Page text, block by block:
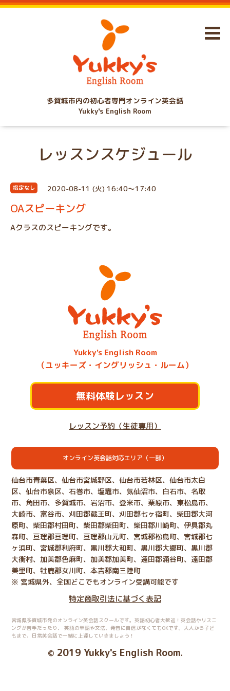
多賀城市内の初心者専門オンライン英会話
Yukky's English Room
レッスンスケジュール
指定なし 2020-08-11 (火) 16:40～17:40
OAスピーキング
Aクラスのスピーキングです。
Yukky's English Room
（ユッキーズ・イングリッシュ・ルーム）
無料体験レッスン
レッスン予約（生徒専用）
オンライン英会話対応エリア（一部）
仙台市青葉区、仙台市宮城野区、仙台市若林区、仙台市太白
区、仙台市泉区、石巻市、塩竈市、気仙沼市、白石市、名取
市、角田市、多賀城市、岩沼市、登米市、栗原市、東松島市、
大崎市、富谷市、刈田郡蔵王町、刈田郡七ヶ宿町、柴田郡大河
原町、柴田郡村田町、柴田郡柴田町、柴田郡川崎町、伊具郡丸
森町、亘理郡亘理町、亘理郡山元町、宮城郡松島町、宮城郡七
ヶ浜町、宮城郡利府町、黒川郡大和町、黒川郡大郷町、黒川郡
大衡村、加美郡色麻町、加美郡加美町、遠田郡涌谷町、遠田郡
美里町、牡鹿郡女川町、本吉郡南三陸町
※ 宮城県外、全国どこでもオンライン受講可能です
特定商取引法に基づく表記
宮城県多賀城市発のオンライン英会話スクールです。英語初心者大歓迎！英会話やリスニ
ングが苦手だったり、
英語の単語や文法、発音に自信がなくてもOKです。大人から子ど
もまで、日常英会話で一緒に上達していきましょう！
© 2019 Yukky's English Room.